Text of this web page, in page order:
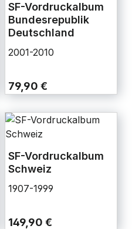
SF-Vordruckalbum
Bundesrepublik
Deutschland
2001-2010
79,90 €
SF-Vordruckalbum
Schweiz
1907-1999
149,90 €